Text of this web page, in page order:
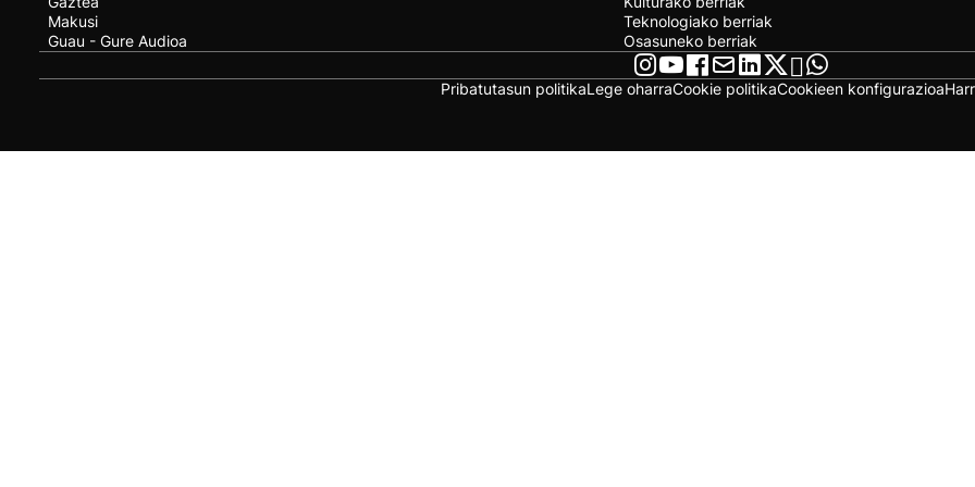
Makusi
Guau - Gure Audioa
Teknologiako berriak
Osasuneko berriak
Pribatutasun politikaLege oharraCookie politikaCookieen konfigurazioa